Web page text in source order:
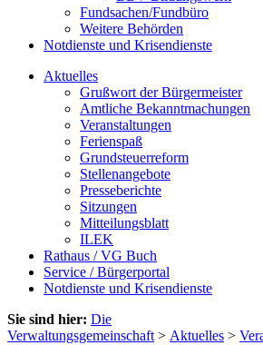
Fundsachen/Fundbüro
Weitere Behörden
Notdienste und Krisendienste
Aktuelles
Grußwort der Bürgermeister
Amtliche Bekanntmachungen
Veranstaltungen
Ferienspaß
Grundsteuerreform
Stellenangebote
Presseberichte
Sitzungen
Mitteilungsblatt
ILEK
Rathaus / VG Buch
Service / Bürgerportal
Notdienste und Krisendienste
Sie sind hier: Die
Verwaltungsgemeinschaft > Aktuelles >